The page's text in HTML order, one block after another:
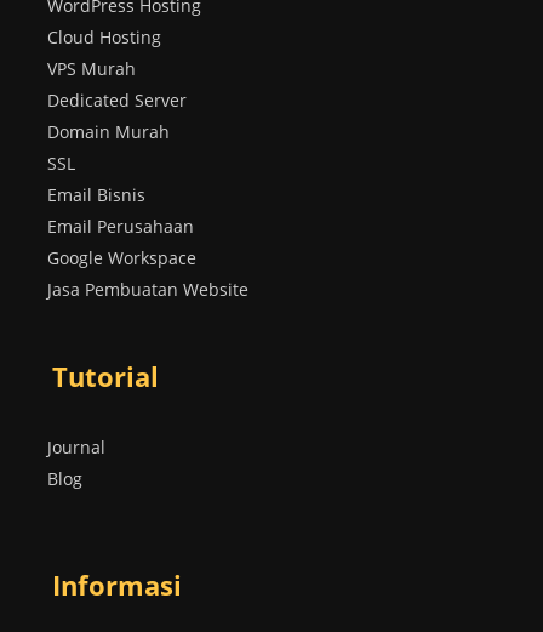
WordPress Hosting
Cloud Hosting
VPS Murah
Dedicated Server
Domain Murah
SSL
Email Bisnis
Email Perusahaan
Google Workspace
Jasa Pembuatan Website
Tutorial
Journal
Blog
Informasi